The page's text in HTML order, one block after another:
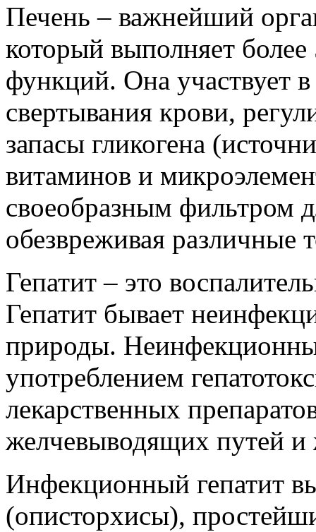
Печень – важнейший
который выполняет
функций. Она участвует
свертывания крови,
запасы гликогена
витаминов и
своеобразным фильтром
обезвреживая различные
Гепатит – это
Гепатит бывает
природы.
употреблением
лекарственных
желчевыводящих путей и
Инфекционный гепатит
(описторхисы),